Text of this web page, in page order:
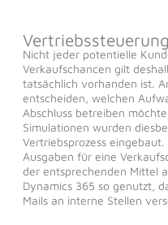
Vertriebssteuerung
Nicht jeder potentielle
Verkaufschancen gilt
tatsächlich vorhanden ist.
entscheiden, welchen
Abschluss betreiben
Simulationen wurden
Vertriebsprozess
Ausgaben für eine
der entsprechenden Mittel
Dynamics 365 so genutzt,
Mails an interne Stellen